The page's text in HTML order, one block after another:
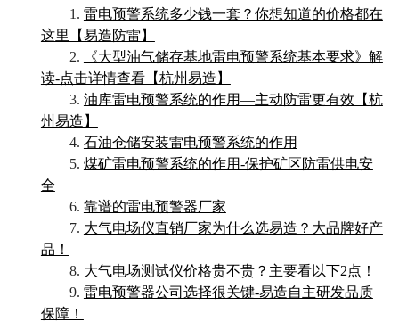
1. 雷电预警系统多少钱一套？你想知道的价格都在
这里【易造防雷】
2.
《大型油气储存基地雷电预警系统基本要求》解
读-点击详情查看【杭州易造】
3. 油库雷电预警系统的作用—主动防雷更有效【杭
州易造】
4. 石油仓储安装雷电预警系统的作用
5. 煤矿雷电预警系统的作用-保护矿区防雷供电安
全
6. 靠谱的雷电预警器厂家
7. 大气电场仪直销厂家为什么选易造？大品牌好产
品！
8. 大气电场测试仪价格贵不贵？主要看以下2点！
9. 雷电预警器公司选择很关键-易造自主研发品质
保障！